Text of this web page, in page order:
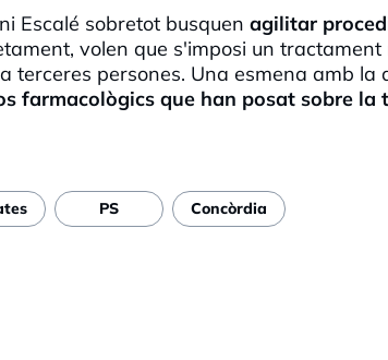
Escalé sobretot busquen agilitar
volen que s'imposi un
terceres persones. Una esmena amb la
farmacològics que han posat sobre
PS Concòrdia